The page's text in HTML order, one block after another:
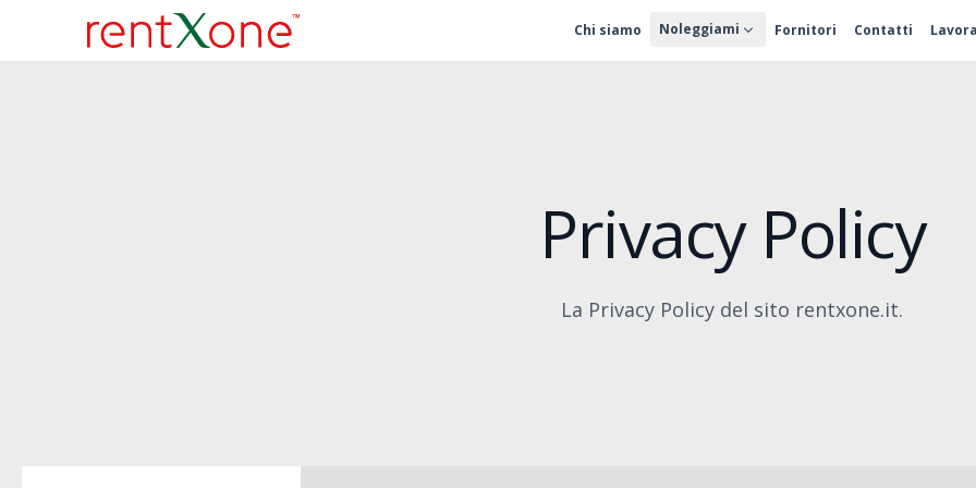
Chi siamo Noleggiami Fornitori Contatti
Privacy Policy
La Privacy Policy del sito rentxone.it.